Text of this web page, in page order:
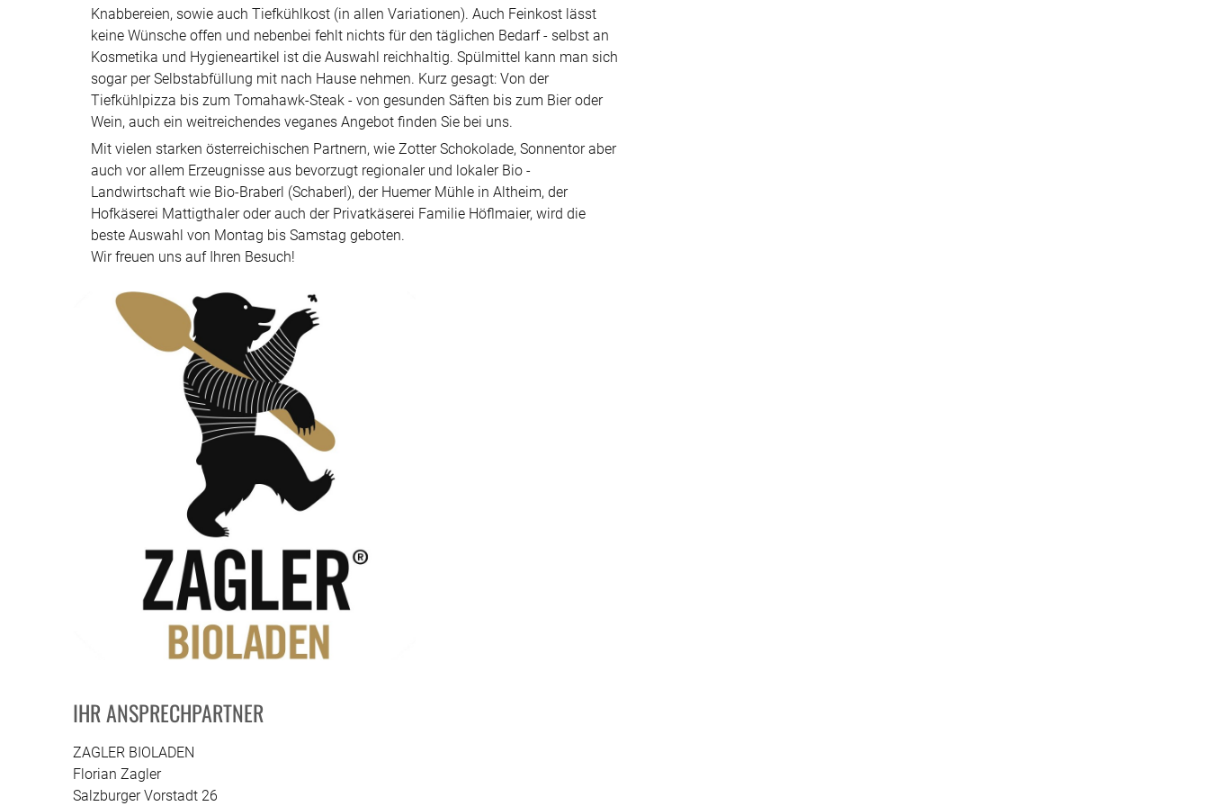
Knabbereien, sowie auch Tiefkühlkost (in allen Variationen). Auch Feinkost lässt
keine Wünsche offen und nebenbei fehlt nichts für den täglichen Bedarf - selbst an
Kosmetika und Hygieneartikel ist die Auswahl reichhaltig. Spülmittel kann man sich
sogar per Selbstabfüllung mit nach Hause nehmen. Kurz gesagt: Von der
Tiefkühlpizza bis zum Tomahawk-Steak - von gesunden Säften bis zum Bier oder
Wein, auch ein weitreichendes veganes Angebot finden Sie bei uns.
Mit vielen starken österreichischen Partnern, wie Zotter Schokolade, Sonnentor aber
auch vor allem Erzeugnisse aus bevorzugt regionaler und lokaler Bio -
Landwirtschaft wie Bio-Braberl (Schaberl), der Huemer Mühle in Altheim, der
Hofkäserei Mattigthaler oder auch der Privatkäserei Familie Höflmaier, wird die
beste Auswahl von Montag bis Samstag geboten.
Wir freuen uns auf Ihren Besuch!
IHR ANSPRECHPARTNER
ZAGLER BIOLADEN
Florian Zagler
Salzburger Vorstadt 26